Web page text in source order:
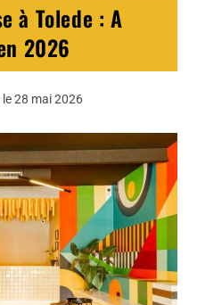
à Tolede : A
2026
28 mai 2026